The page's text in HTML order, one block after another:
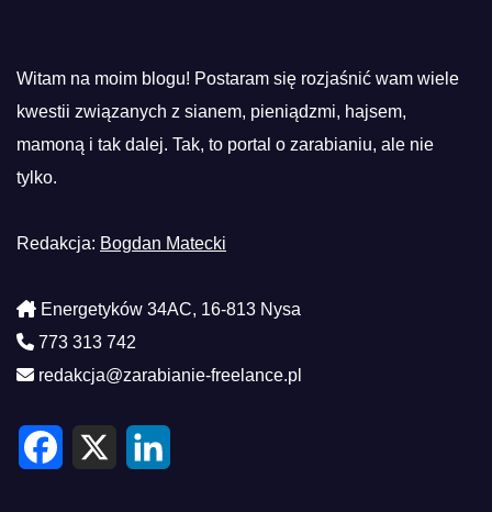
Witam na moim blogu! Postaram się rozjaśnić wam wiele
kwestii związanych z sianem, pieniądzmi, hajsem,
mamoną i tak dalej. Tak, to portal o zarabianiu, ale nie
tylko.
Redakcja: Bogdan Matecki
Energetyków 34AC, 16-813 Nysa
773 313 742
redakcja@zarabianie-freelance.pl
F
X